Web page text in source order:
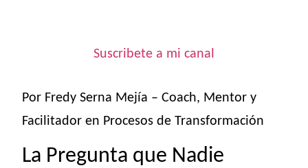
Suscribete a mi canal
Por Fredy Serna Mejía – Coach, Mentor y
Facilitador en Procesos de Transformación
La Pregunta que Nadie